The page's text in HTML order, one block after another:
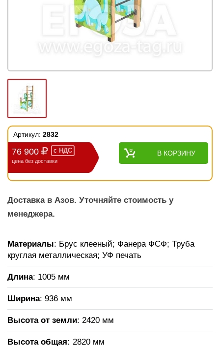
Артикул: 2832
76 900 с НДС
цена без доставки
В КОРЗИНУ
Доставка в Азов. Уточняйте стоимость у
менеджера.
Материалы: Брус клееный; Фанера ФСФ; Труба
круглая металлическая; УФ печать
Длина: 1005 мм
Ширина: 936 мм
Высота от земли: 2420 мм
Высота общая: 2820 мм